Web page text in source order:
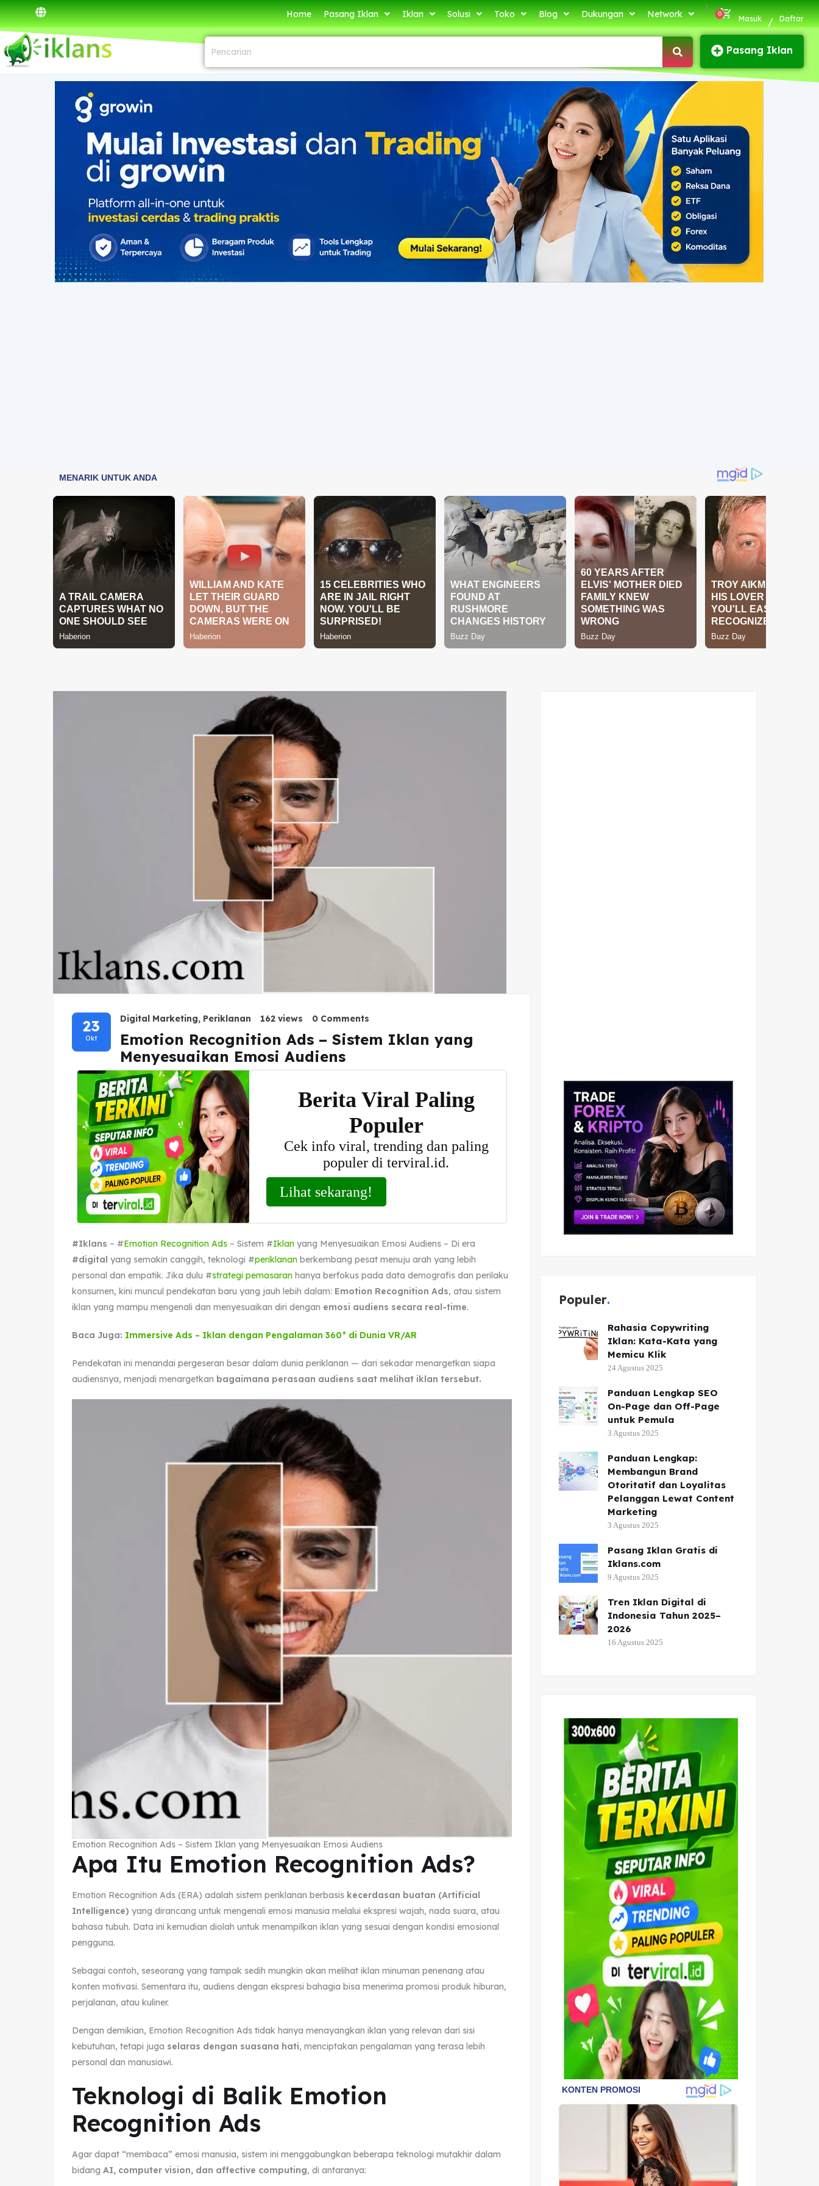
Home Pasang Iklan Iklan Solusi Toko Blog Dukungan Network
|
Masuk / Daftar
Pasang Iklan
23
Okt
Digital Marketing, Periklanan 162 views 0 Comments
Emotion Recognition Ads – Sistem Iklan yang
Menyesuaikan Emosi Audiens
#Iklans – #Emotion Recognition Ads – Sistem #Iklan yang Menyesuaikan Emosi Audiens – Di era
#digital yang semakin canggih, teknologi #periklanan berkembang pesat menuju arah yang lebih
personal dan empatik. Jika dulu #strategi pemasaran hanya berfokus pada data demografis dan perilaku
konsumen, kini muncul pendekatan baru yang jauh lebih dalam: Emotion Recognition Ads, atau sistem
iklan yang mampu mengenali dan menyesuaikan diri dengan emosi audiens secara real-time.
Baca Juga: Immersive Ads – Iklan dengan Pengalaman 360° di Dunia VR/AR
Pendekatan ini menandai pergeseran besar dalam dunia periklanan — dari sekadar menargetkan siapa
audiensnya, menjadi menargetkan bagaimana perasaan audiens saat melihat iklan tersebut.
Emotion Recognition Ads – Sistem Iklan yang Menyesuaikan Emosi Audiens
Apa Itu Emotion Recognition Ads?
Emotion Recognition Ads (ERA) adalah sistem periklanan berbasis kecerdasan buatan (Artificial
Intelligence) yang dirancang untuk mengenali emosi manusia melalui ekspresi wajah, nada suara, atau
bahasa tubuh. Data ini kemudian diolah untuk menampilkan iklan yang sesuai dengan kondisi emosional
pengguna.
Sebagai contoh, seseorang yang tampak sedih mungkin akan melihat iklan minuman penenang atau
konten motivasi. Sementara itu, audiens dengan ekspresi bahagia bisa menerima promosi produk hiburan,
perjalanan, atau kuliner.
Dengan demikian, Emotion Recognition Ads tidak hanya menayangkan iklan yang relevan dari sisi
kebutuhan, tetapi juga selaras dengan suasana hati, menciptakan pengalaman yang terasa lebih
personal dan manusiawi.
Teknologi di Balik Emotion
Recognition Ads
Agar dapat “membaca” emosi manusia, sistem ini menggabungkan beberapa teknologi mutakhir dalam
bidang AI, computer vision, dan affective computing, di antaranya:
Populer
Rahasia Copywriting
Iklan: Kata-Kata yang
Memicu Klik
24 Agustus 2025
Panduan Lengkap SEO
On-Page dan Off-Page
untuk Pemula
3 Agustus 2025
Panduan Lengkap:
Membangun Brand
Otoritatif dan Loyalitas
Pelanggan Lewat Content
Marketing
3 Agustus 2025
Pasang Iklan Gratis di
Iklans.com
9 Agustus 2025
Tren Iklan Digital di
Indonesia Tahun 2025–
2026
16 Agustus 2025